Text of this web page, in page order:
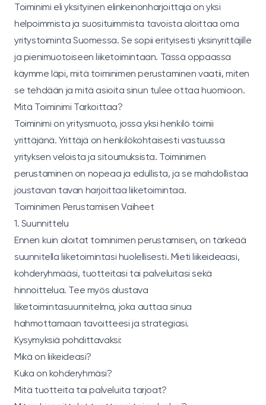
Toiminimi eli yksityinen elinkeinonharjoittaja on yksi
helpoimmista ja suosituimmista tavoista aloittaa oma
yritystoiminta Suomessa. Se sopii erityisesti yksinyrittäjille
ja pienimuotoiseen liiketoimintaan. Tässä oppaassa
käymme läpi, mitä toiminimen perustaminen vaatii, miten
se tehdään ja mitä asioita sinun tulee ottaa huomioon.
Mitä Toiminimi Tarkoittaa?
Toiminimi on yritysmuoto, jossa yksi henkilö toimii
yrittäjänä. Yrittäjä on henkilökohtaisesti vastuussa
yrityksen veloista ja sitoumuksista. Toiminimen
perustaminen on nopeaa ja edullista, ja se mahdollistaa
joustavan tavan harjoittaa liiketoimintaa.
Toiminimen Perustamisen Vaiheet
1. Suunnittelu
Ennen kuin aloitat toiminimen perustamisen, on tärkeää
suunnitella liiketoimintasi huolellisesti. Mieti liikeideaasi,
kohderyhmääsi, tuotteitasi tai palveluitasi sekä
hinnoittelua. Tee myös alustava
liiketoimintasuunnitelma, joka auttaa sinua
hahmottamaan tavoitteesi ja strategiasi.
Kysymyksiä pohdittavaksi:
Mikä on liikeideasi?
Kuka on kohderyhmäsi?
Mitä tuotteita tai palveluita tarjoat?